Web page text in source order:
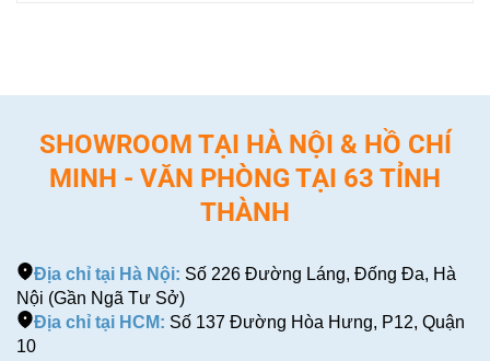
SHOWROOM TẠI HÀ NỘI & HỒ CHÍ
MINH - VĂN PHÒNG TẠI 63 TỈNH
THÀNH
Địa chỉ tại Hà Nội: Số 226 Đường Láng, Đống Đa, Hà
Nội (Gần Ngã Tư Sở)
Địa chỉ tại HCM: Số 137 Đường Hòa Hưng, P12, Quận
10